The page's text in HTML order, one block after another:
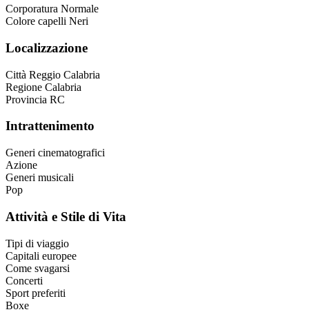
Corporatura Normale
Colore capelli Neri
Localizzazione
Città Reggio Calabria
Regione Calabria
Provincia RC
Intrattenimento
Generi cinematografici
Azione
Generi musicali
Pop
Attività e Stile di Vita
Tipi di viaggio
Capitali europee
Come svagarsi
Concerti
Sport preferiti
Boxe